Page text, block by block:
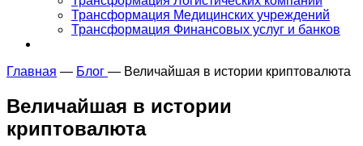
Трансформация Медицинских учреждений
Трансформация Финансовых услуг и банков
Главная — Блог — Величайшая в истории криптовалюта
Величайшая в истории
криптовалюта